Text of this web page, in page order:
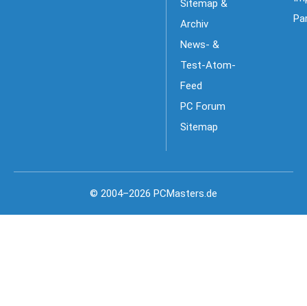
Sitemap &
Archiv
News- &
Test-Atom-
Feed
PC Forum
Sitemap
© 2004–2026 PCMasters.de